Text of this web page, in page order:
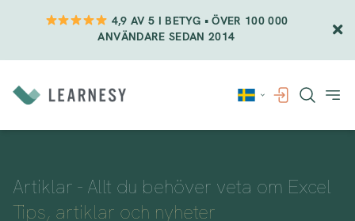
4,9 AV 5 I BETYG • ÖVER 100 000
ANVÄNDARE SEDAN 2014
till
innehåll
Artiklar - Allt du behöver veta om Excel
Tips, artiklar och nyheter